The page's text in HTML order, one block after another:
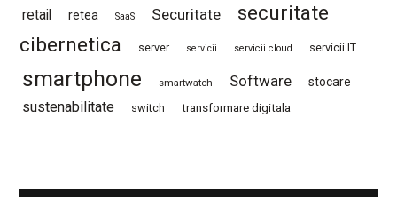
retail retea SaaS Securitate
securitate
cibernetica
server servicii servicii cloud servicii IT
smartphone smartwatch Software stocare
sustenabilitate switch transformare digitala